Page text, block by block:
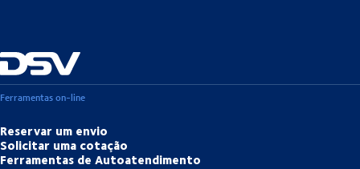
Ferramentas on-line
Reservar um envio
Solicitar uma cotação
Ferramentas de Autoatendimento